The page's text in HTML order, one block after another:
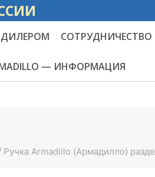
всей
ДИЛЕРОМ СОТРУДНИЧЕСТВО
— ИНФОРМАЦИЯ
Ручка Armadillo (Армадилло)